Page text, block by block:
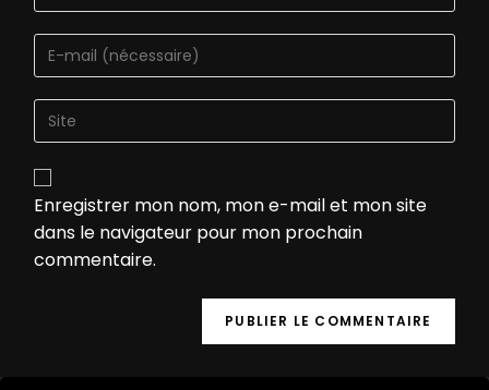
Enregistrer mon nom, mon e-mail et mon site
dans le navigateur pour mon prochain
commentaire.